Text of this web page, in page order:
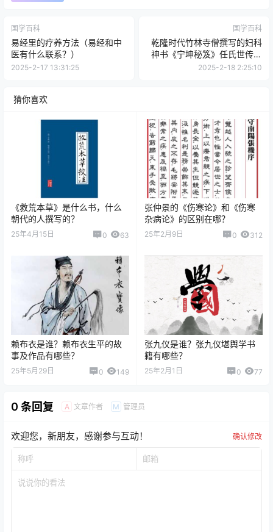
国学百科
易经里的疗养方法（易经和中
医有什么联系？）
2025-2-17 13:31:25
国学百科
乾隆时代竹林寺僧撰写的妇科
神书《宁坤秘笈》任氏世传伤
寒秘方
2025-2-18 2:25:10
猜你喜欢
《救荒本草》是什么书，什么
朝代的人撰写的？
25年4月15日 0 63
张仲景的《伤寒论》和《伤寒
杂病论》的区别在哪？
25年2月9日 0 312
赖布衣是谁？赖布衣生平的故
事及作品有哪些？
25年5月29日 0 149
张九仪是谁？张九仪堪舆学书
籍有哪些？
25年2月1日 0 77
0 条回复 A 文章作者 M 管理员
欢迎您，新朋友，感谢参与互动！ 确认修改